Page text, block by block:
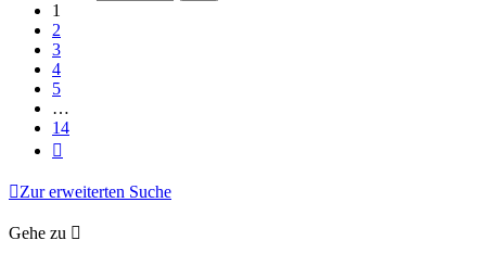
1
2
3
4
5
…
14
Zur erweiterten Suche
Gehe zu